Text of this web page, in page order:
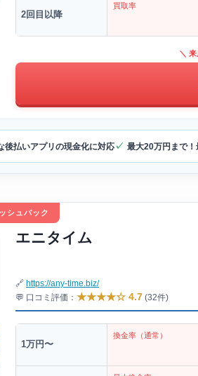
2回目以降
買取率
＼
後払いアプリの現金化に対応 最大20万円まで
シュバック
エニタイム
🔗 https://any-time.biz/
💬 口コミ評価： ★★★★☆ 4.7 (32件)
1万円〜
換金率（通常）